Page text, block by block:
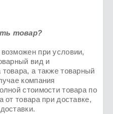
товар?
при условии,
вид и
товара, а также товарный
компания
стоимости товара по
от товара при доставке,